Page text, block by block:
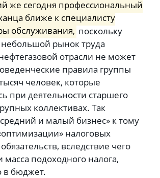
же сегодня профессиональный
ближе к специалисту
обслуживания, поскольку
рынок труда
отрасли не может
правила группы
человек, которые
при деятельности старшего
коллективах. Так
и малый бизнес» к тому
налоговых
вследствие чего
масса подоходного налога,
в бюджет.